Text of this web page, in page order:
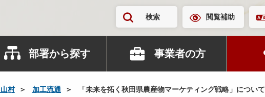
検索 閲覧補助
部署から探す 事業者の方
村 加工流通 「未来を拓く秋田県農産物マーケティング戦略」について